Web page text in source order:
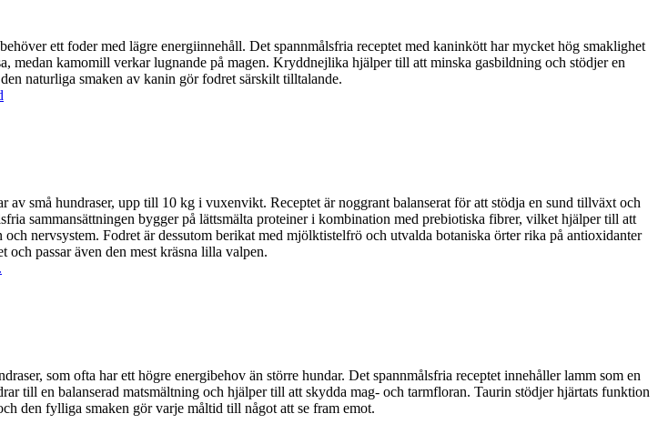
ett foder med lägre energiinnehåll. Det spannmålsfria receptet med kaninkött har mycket hög smaklighet
medan kamomill verkar lugnande på magen. Kryddnejlika hjälper till att minska gasbildning och stödjer en
naturliga smaken av kanin gör fodret särskilt tilltalande.
små hundraser, upp till 10 kg i vuxenvikt. Receptet är noggrant balanserat för att stödja en sund tillväxt och
sammansättningen bygger på lättsmälta proteiner i kombination med prebiotiska fibrer, vilket hjälper till att
nervsystem. Fodret är dessutom berikat med mjölktistelfrö och utvalda botaniska örter rika på antioxidanter
och passar även den mest kräsna lilla valpen.
som ofta har ett högre energibehov än större hundar. Det spannmålsfria receptet innehåller lamm som en
till en balanserad matsmältning och hjälper till att skydda mag- och tarmfloran. Taurin stödjer hjärtats funktion
den fylliga smaken gör varje måltid till något att se fram emot.